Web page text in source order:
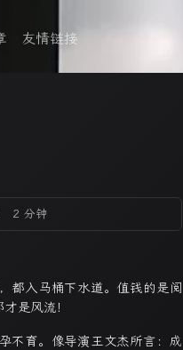
友情链接
2 分钟
都入马桶下水道。值钱的是阅
是风流！
不育。像导演王文杰所言：成